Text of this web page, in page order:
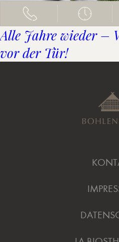
Alle Jahre wieder –
vor der Tür!